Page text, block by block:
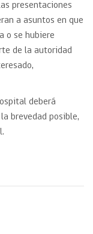
presentaciones
a asuntos en que
o se hubiere
de la autoridad
deberá
brevedad posible,